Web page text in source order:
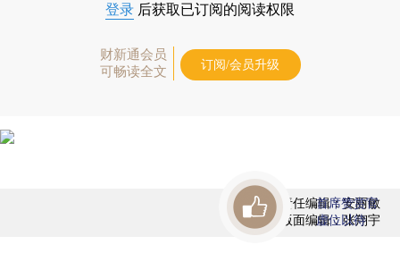
登录 后获取已订阅的阅读权限
财新通会员
可畅读全文
订阅/会员升级
责任编辑：安丽敏
版面编辑：张翔宇
首席赞赏官
虚位以待